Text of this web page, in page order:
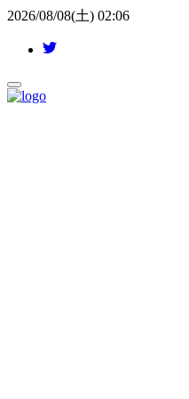
2026/08/08(土) 02:06